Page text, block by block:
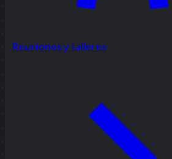
Reuniones y talleres